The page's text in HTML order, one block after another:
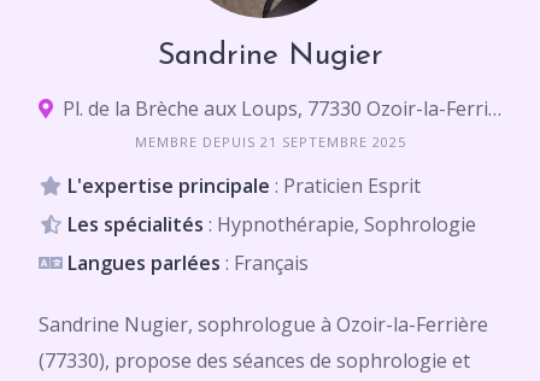
Sandrine Nugier
Pl. de la Brèche aux Loups, 77330 Ozoir-la-Ferrière
MEMBRE DEPUIS 21 SEPTEMBRE 2025
L'expertise principale : Praticien Esprit
Les spécialités : Hypnothérapie, Sophrologie
Langues parlées : Français
Sandrine Nugier, sophrologue à Ozoir-la-Ferrière
(77330), propose des séances de sophrologie et